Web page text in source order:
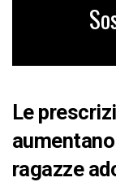
Le
ragazze